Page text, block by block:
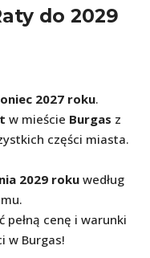
do 2029
2027 roku.
w mieście Burgas z
części miasta.
2029 rokuwedług
pełną cenę i warunki
w Burgas!